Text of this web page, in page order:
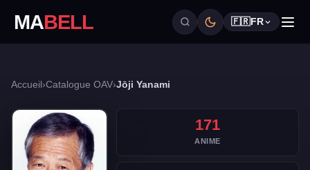
MABELL 🇫🇷 FR
Accueil ›Catalogue OAV›Jōji Yanami
171
ANIME